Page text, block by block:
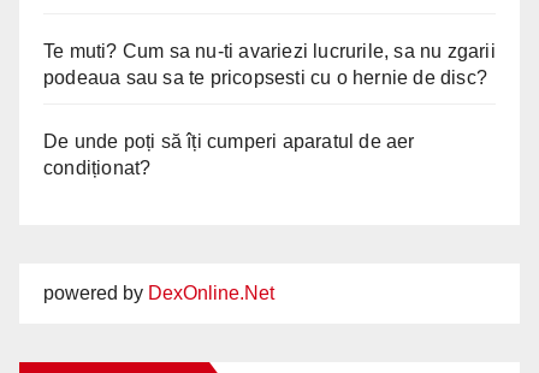
Te muti? Cum sa nu-ti avariezi lucrurile, sa nu zgarii
podeaua sau sa te pricopsesti cu o hernie de disc?
De unde poți să îți cumperi aparatul de aer
condiționat?
powered by DexOnline.Net